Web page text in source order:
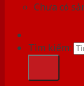
Chưa có
Tìm kiếm: